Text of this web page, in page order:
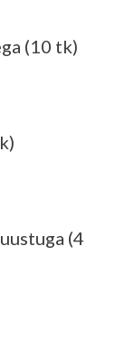
(10 tk)
(4